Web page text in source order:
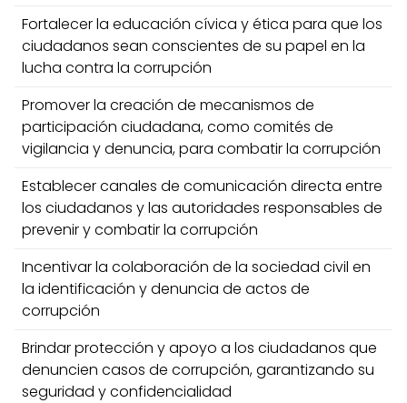
Fortalecer la educación cívica y ética para que los
ciudadanos sean conscientes de su papel en la
lucha contra la corrupción
Promover la creación de mecanismos de
participación ciudadana, como comités de
vigilancia y denuncia, para combatir la corrupción
Establecer canales de comunicación directa entre
los ciudadanos y las autoridades responsables de
prevenir y combatir la corrupción
Incentivar la colaboración de la sociedad civil en
la identificación y denuncia de actos de
corrupción
Brindar protección y apoyo a los ciudadanos que
denuncien casos de corrupción, garantizando su
seguridad y confidencialidad